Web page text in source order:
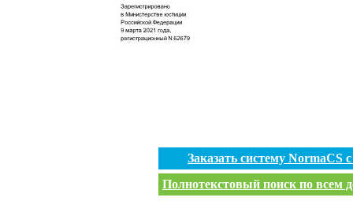
Заказать систему
Полнотекстовый поиск по всем